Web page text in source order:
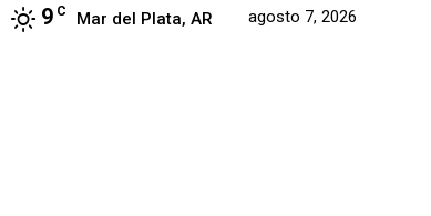
9 C Mar del Plata, AR agosto 7, 2026